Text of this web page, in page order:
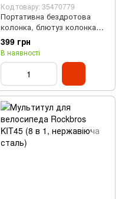
Код товару: 35470779
Портативна бездротова
колонка, блютуз колонка
"Робот" (micro USB, Bluetooth,
900 мАг, 3 Вт, AUX, 1 кнопка
управління, білий)
399 грн
В наявності